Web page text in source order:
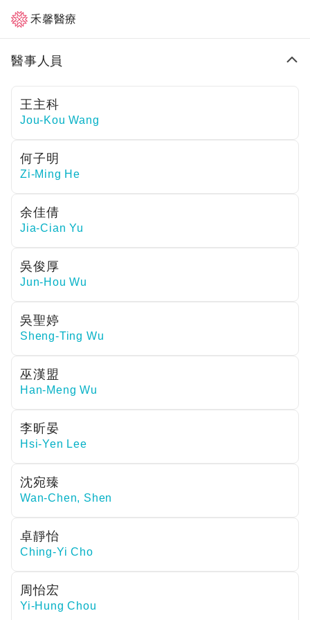
禾馨醫療
醫事人員
王主科
Jou-Kou Wang
何子明
Zi-Ming He
余佳倩
Jia-Cian Yu
吳俊厚
Jun-Hou Wu
吳聖婷
Sheng-Ting Wu
巫漢盟
Han-Meng Wu
李昕晏
Hsi-Yen Lee
沈宛臻
Wan-Chen, Shen
卓靜怡
Ching-Yi Cho
周怡宏
Yi-Hung Chou